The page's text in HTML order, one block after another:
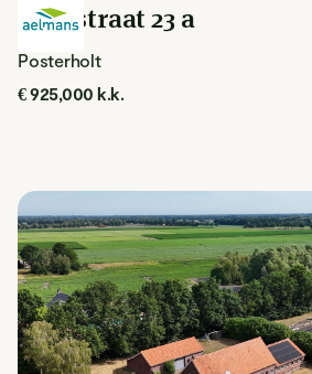
Akerstraat 23 a
Posterholt
€ 925,000 k.k.